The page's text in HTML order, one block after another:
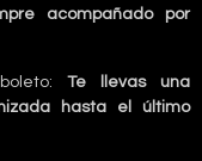
acompañado por
Te llevas una
hasta el último